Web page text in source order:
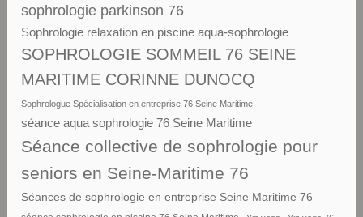
sophrologie parkinson 76
Sophrologie relaxation en piscine aqua-sophrologie
SOPHROLOGIE SOMMEIL 76 SEINE
MARITIME CORINNE DUNOCQ
Sophrologue Spécialisation en entreprise 76 Seine Maritime
séance aqua sophrologie 76 Seine Maritime
Séance collective de sophrologie pour
seniors en Seine-Maritime 76
Séances de sophrologie en entreprise Seine Maritime 76